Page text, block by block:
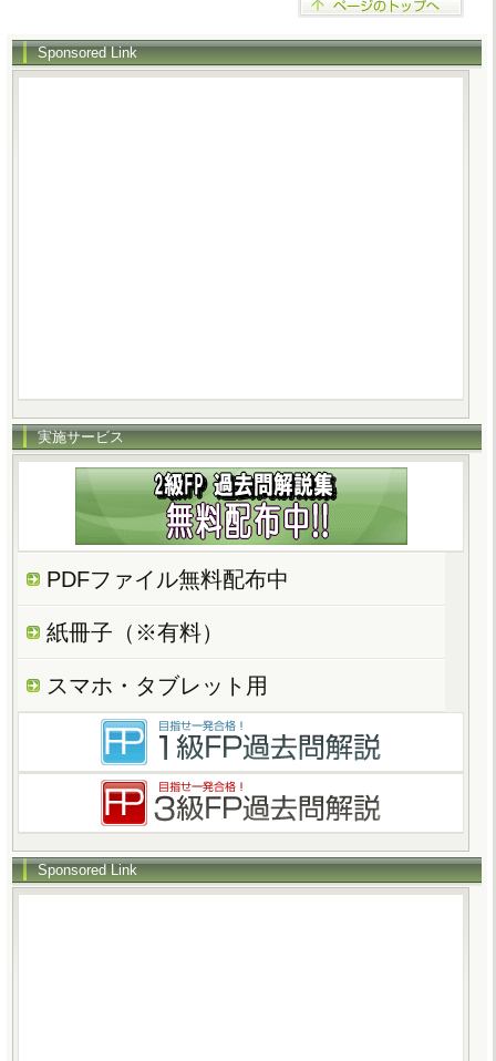
Sponsored Link
実施サービス
PDFファイル無料配布中
紙冊子（※有料）
スマホ・タブレット用
Sponsored Link